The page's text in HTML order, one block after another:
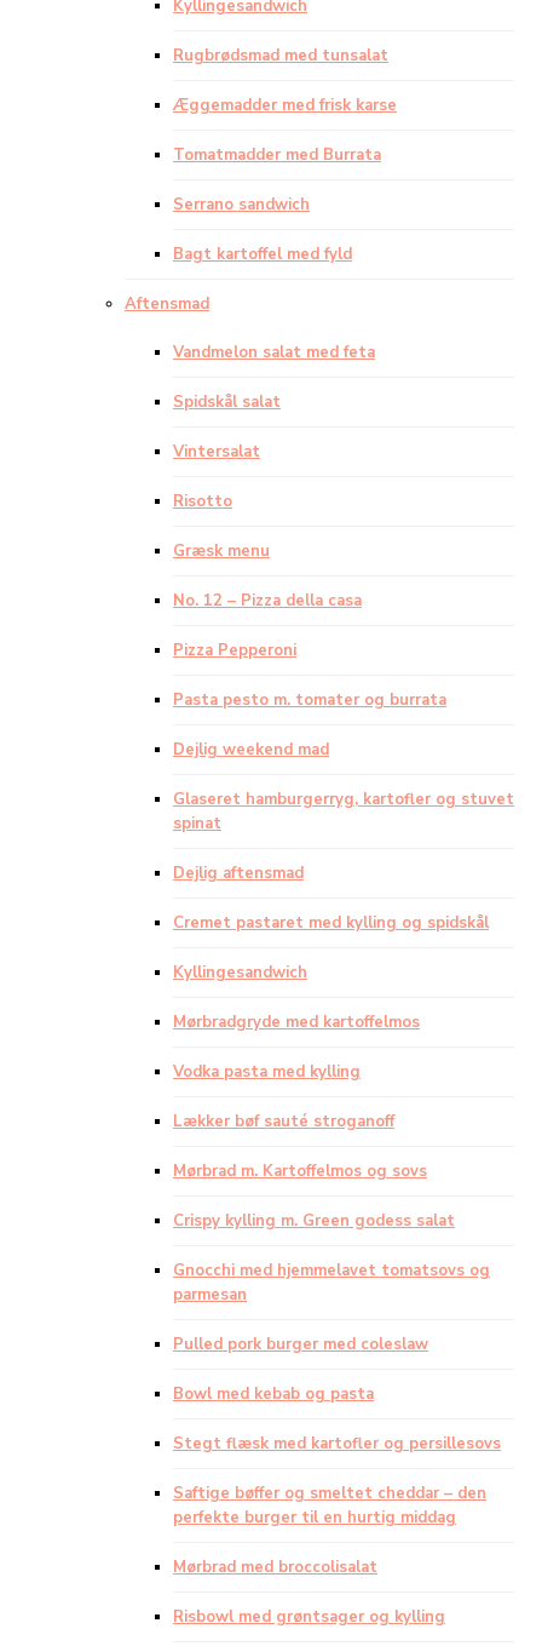
Kyllingesandwich
Rugbrødsmad med tunsalat
Æggemadder med frisk karse
Tomatmadder med Burrata
Serrano sandwich
Bagt kartoffel med fyld
Aftensmad
Vandmelon salat med feta
Spidskål salat
Vintersalat
Risotto
Græsk menu
No. 12 – Pizza della casa
Pizza Pepperoni
Pasta pesto m. tomater og burrata
Dejlig weekend mad
Glaseret hamburgerryg, kartofler og stuvet
spinat
Dejlig aftensmad
Cremet pastaret med kylling og spidskål
Kyllingesandwich
Mørbradgryde med kartoffelmos
Vodka pasta med kylling
Lækker bøf sauté stroganoff
Mørbrad m. Kartoffelmos og sovs
Crispy kylling m. Green godess salat
Gnocchi med hjemmelavet tomatsovs og
parmesan
Pulled pork burger med coleslaw
Bowl med kebab og pasta
Stegt flæsk med kartofler og persillesovs
Saftige bøffer og smeltet cheddar – den
perfekte burger til en hurtig middag
Mørbrad med broccolisalat
Risbowl med grøntsager og kylling